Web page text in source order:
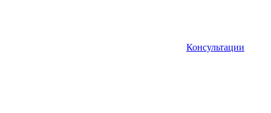
Консультации